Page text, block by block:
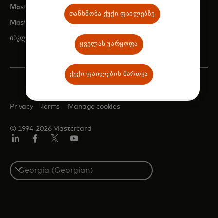
Mastercard-ის დეველოპერები opens in a new tab
Mastercard მარკეტინგის ცენტრი opens in a new tab
ინკლუზიური ზრდის ცენტრი opens in a new tab
© 1994-2026 Mastercard
Privacy Terms Manage cookies
Select
a
country
თანხმობა ქუქი ფაილებზე
ყველას უარყოფა
ქუქი ფაილების მართვა